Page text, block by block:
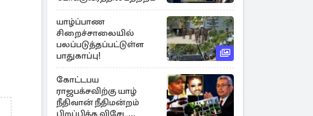
யாழ்ப்பாண
சிறைச்சாலையில்
பலப்படுத்தப்பட்டுள்ள
பாதுகாப்பு!
கோட்டபய
ராஜபக்சவிற்கு யாழ்
நீதிவான் நீதிமன்றம்
பிறப்பித்த விசேட